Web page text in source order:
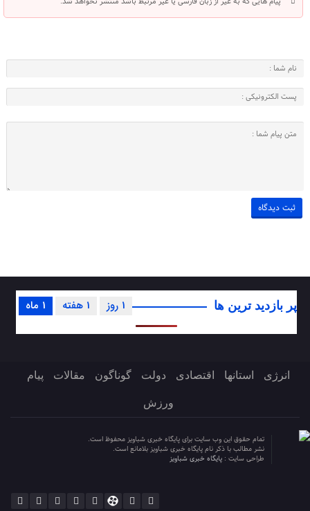
پر بازدید ترین ها 1 ماه 1 هفته 1 روز
انرژی استانها اقتصادی دولت گوناگون مقالات پیام
ورزش
تمام حقوق این وب سایت برای پایگاه خبری شباویز محفوظ است.
نشر مطالب با ذکر نام پایگاه خبری شباویز بلامانع است.
طراحی سایت : پایگاه خبری شباویز